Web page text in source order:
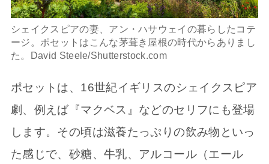
シェイクスピアの妻、アン・ハサウェイの暮らしたコテ
ージ。ポセットはこんな茅葺き屋根の時代からありまし
た。David Steele/Shutterstock.com
ポセットは、16世紀イギリスのシェイクスピア
劇、例えば『マクベス』などのセリフにも登場
します。その頃は滋養たっぷりの飲み物といっ
た感じで、砂糖、牛乳、アルコール（エール